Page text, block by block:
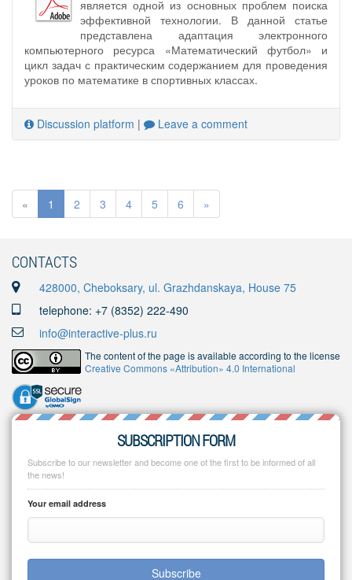
является одной из основных проблем поиска
эффективной технологии. В данной статье
представлена адаптация электронного
компьютерного ресурса «Математический футбол» и
цикл задач с практическим содержанием для проведения
уроков по математике в спортивных классах.
Discussion platform | Leave a comment
« 1 2 3 4 5 6 »
CONTACTS
428000, Cheboksary, ul. Grazhdanskaya, House 75
telephone: +7 (8352) 222-490
info@interactive-plus.ru
The content of the page is available according to the license
Creative Commons «Attribution» 4.0 International
SUBSCRIPTION FORM
Subscribe to our newsletter and become one of the first to be informed of all
the news!
Your email address
Subscribe